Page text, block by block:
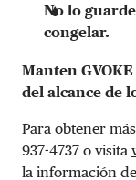
No lo
congelar.
Manten
del alcance de
Para obtener
937-4737 o visita
la información